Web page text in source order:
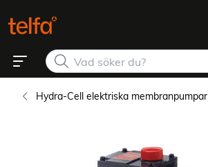
Hydra-Cell elektriska membranpumpar